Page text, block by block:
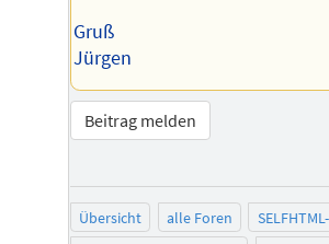
Gruß
Jürgen
Beitrag melden
Übersicht alle Foren